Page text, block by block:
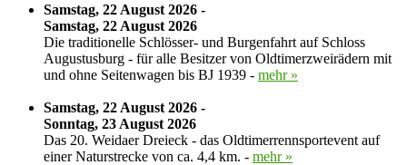
Samstag, 22 August 2026 -
Samstag, 22 August 2026
Die traditionelle Schlösser- und Burgenfahrt auf Schloss
Augustusburg - für alle Besitzer von Oldtimerzweirädern mit
und ohne Seitenwagen bis BJ 1939 - mehr »
Samstag, 22 August 2026 -
Sonntag, 23 August 2026
Das 20. Weidaer Dreieck - das Oldtimerrennsportevent auf
einer Naturstrecke von ca. 4,4 km. - mehr »